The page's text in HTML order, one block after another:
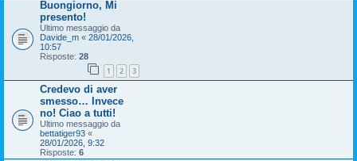
Buongiorno, Mi
presento!
Ultimo messaggio da
Davide_m « 28/01/2026,
10:57
Risposte: 28
1 2 3
Credevo di aver
smesso… Invece
no! Ciao a tutti!
Ultimo messaggio da
bettatiger93 «
28/01/2026, 9:32
Risposte: 6